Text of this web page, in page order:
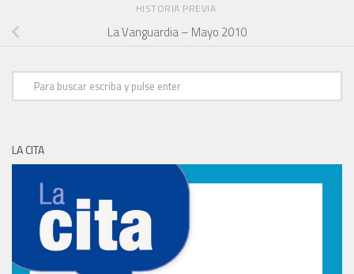
HISTORIA PREVIA
La Vanguardia – Mayo 2010
LA CITA